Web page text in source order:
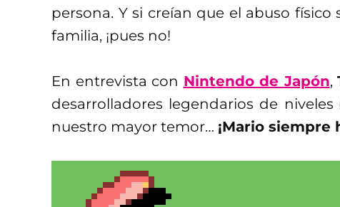
persona. Y si creían que el abuso físico
familia, ¡pues no!
En entrevista con Nintendo de Japón,
desarrolladores legendarios de
nuestro mayor temor… ¡Mario siempre